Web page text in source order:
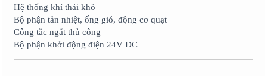
Hệ thống khí thải khô
Bộ phận tản nhiệt, ống gió, động cơ quạt
Công tắc ngắt thủ công
Bộ phận khởi động điện 24V DC